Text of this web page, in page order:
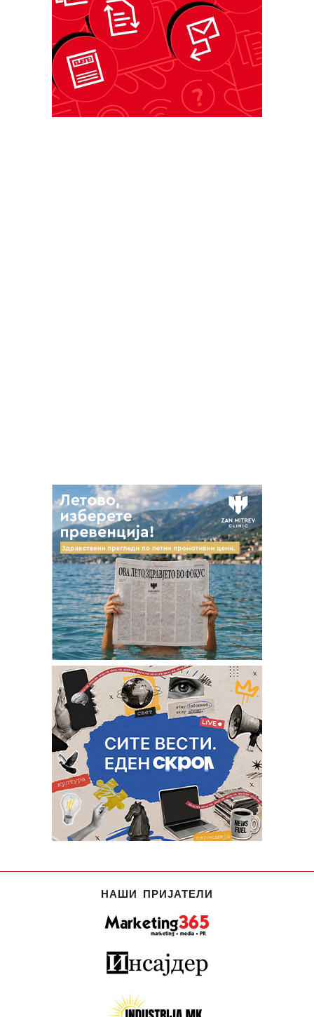
НАШИ ПРИЈАТЕЛИ